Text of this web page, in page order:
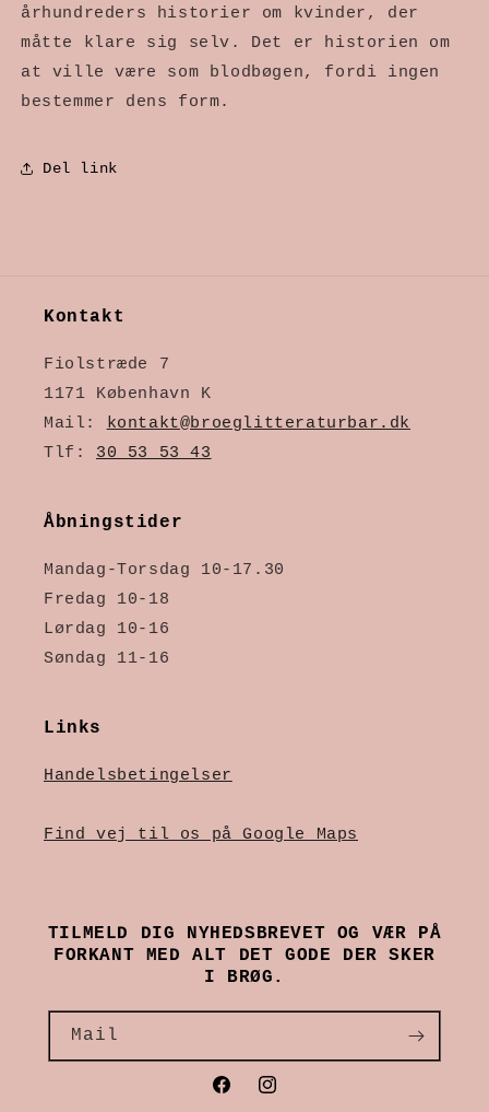
århundreders historier om kvinder, der
måtte klare sig selv. Det er historien om
at ville være som blodbøgen, fordi ingen
bestemmer dens form.
Del link
Kontakt
Fiolstræde 7
1171 København K
Mail:kontakt@broeglitteraturbar.dk
Tlf: 30 53 53 43
Åbningstider
Mandag-Torsdag 10-17.30
Fredag 10-18
Lørdag 10-16
Søndag 11-16
Links
Handelsbetingelser
Find vej til os på Google Maps
TILMELD DIG NYHEDSBREVET OG VÆR PÅ
FORKANT MED ALT DET GODE DER SKER
I BRØG.
Mail
FacebookInstagram